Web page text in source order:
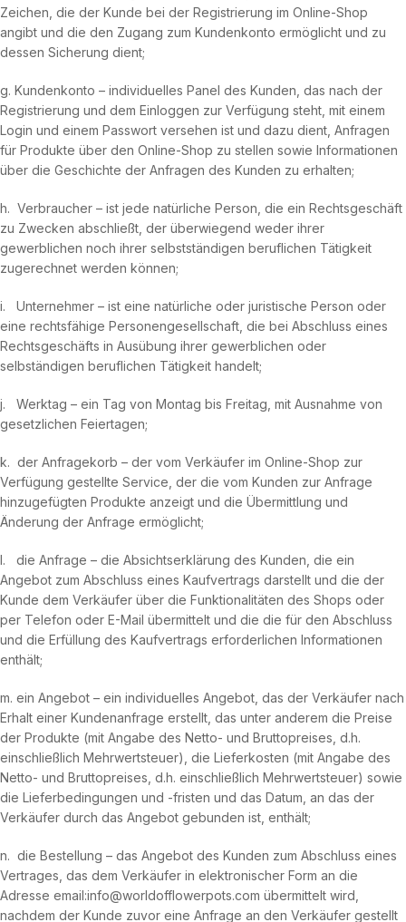
Zeichen, die der Kunde bei der Registrierung im Online-Shop
angibt und die den Zugang zum Kundenkonto ermöglicht und zu
dessen Sicherung dient;
g. Kundenkonto – individuelles Panel des Kunden, das nach der
Registrierung und dem Einloggen zur Verfügung steht, mit einem
Login und einem Passwort versehen ist und dazu dient, Anfragen
für Produkte über den Online-Shop zu stellen sowie Informationen
über die Geschichte der Anfragen des Kunden zu erhalten;
h. Verbraucher – ist jede natürliche Person, die ein Rechtsgeschäft
zu Zwecken abschließt, der überwiegend weder ihrer
gewerblichen noch ihrer selbstständigen beruflichen Tätigkeit
zugerechnet werden können;
i. Unternehmer – ist eine natürliche oder juristische Person oder
eine rechtsfähige Personengesellschaft, die bei Abschluss eines
Rechtsgeschäfts in Ausübung ihrer gewerblichen oder
selbständigen beruflichen Tätigkeit handelt;
j. Werktag – ein Tag von Montag bis Freitag, mit Ausnahme von
gesetzlichen Feiertagen;
k. der Anfragekorb – der vom Verkäufer im Online-Shop zur
Verfügung gestellte Service, der die vom Kunden zur Anfrage
hinzugefügten Produkte anzeigt und die Übermittlung und
Änderung der Anfrage ermöglicht;
l. die Anfrage – die Absichtserklärung des Kunden, die ein
Angebot zum Abschluss eines Kaufvertrags darstellt und die der
Kunde dem Verkäufer über die Funktionalitäten des Shops oder
per Telefon oder E-Mail übermittelt und die die für den Abschluss
und die Erfüllung des Kaufvertrags erforderlichen Informationen
enthält;
m. ein Angebot – ein individuelles Angebot, das der Verkäufer nach
Erhalt einer Kundenanfrage erstellt, das unter anderem die Preise
der Produkte (mit Angabe des Netto- und Bruttopreises, d.h.
einschließlich Mehrwertsteuer), die Lieferkosten (mit Angabe des
Netto- und Bruttopreises, d.h. einschließlich Mehrwertsteuer) sowie
die Lieferbedingungen und -fristen und das Datum, an das der
Verkäufer durch das Angebot gebunden ist, enthält;
n. die Bestellung – das Angebot des Kunden zum Abschluss eines
Vertrages, das dem Verkäufer in elektronischer Form an die
Adresse email:info@worldofflowerpots.com übermittelt wird,
nachdem der Kunde zuvor eine Anfrage an den Verkäufer gestellt